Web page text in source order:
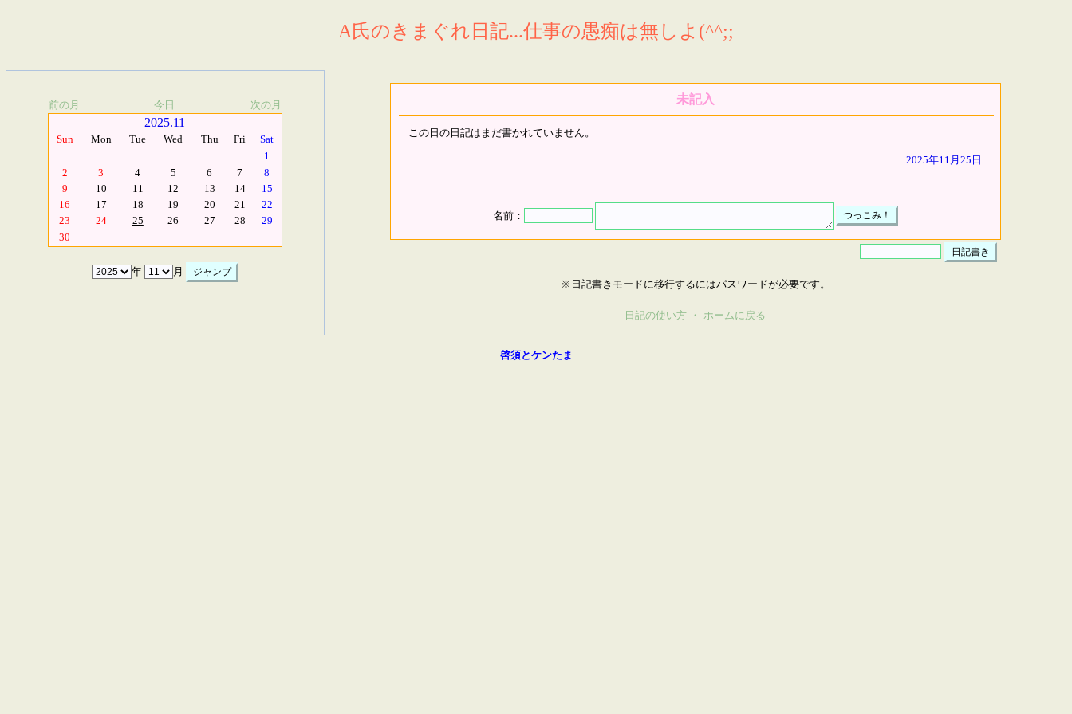
A氏のきまぐれ日記...仕事の愚痴は無しよ(^^;;
前の月 今日 次の月
2025.11
Sun Mon Tue Wed Thu Fri
Sat
1
2
3 4 5 6 7
8
9
10 11 12 13 14
15
16
17 18 19 20 21
22
23
24 25 26 27 28
29
30
年 月
未記入
この日の日記はまだ書かれていません。
2025年11月25日
名前：
※日記書きモードに移行するにはパスワードが必要です。
日記の使い方 ・ ホームに戻る
啓須とケンたま